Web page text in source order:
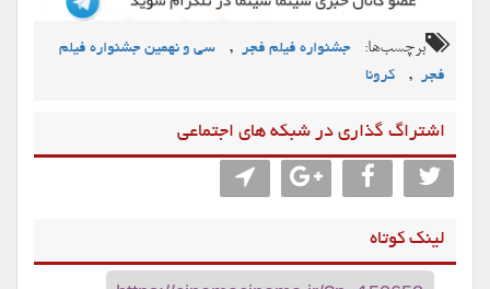
برچسب‌ها: جشنواره فیلم فجر ,
سی و نهمین جشنواره فیلم
فجر , کرونا
اشتراگ گذاری در شبکه های اجتماعی
لینک کوتاه